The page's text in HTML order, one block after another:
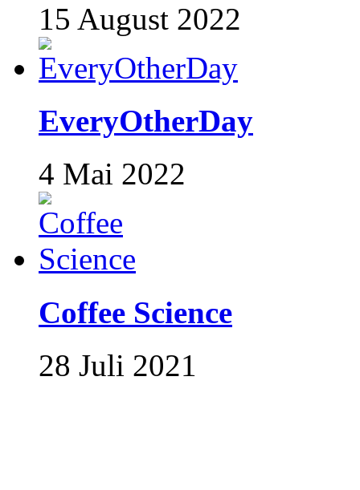
15 August 2022
EveryOtherDay
4 Mai 2022
Coffee Science
28 Juli 2021